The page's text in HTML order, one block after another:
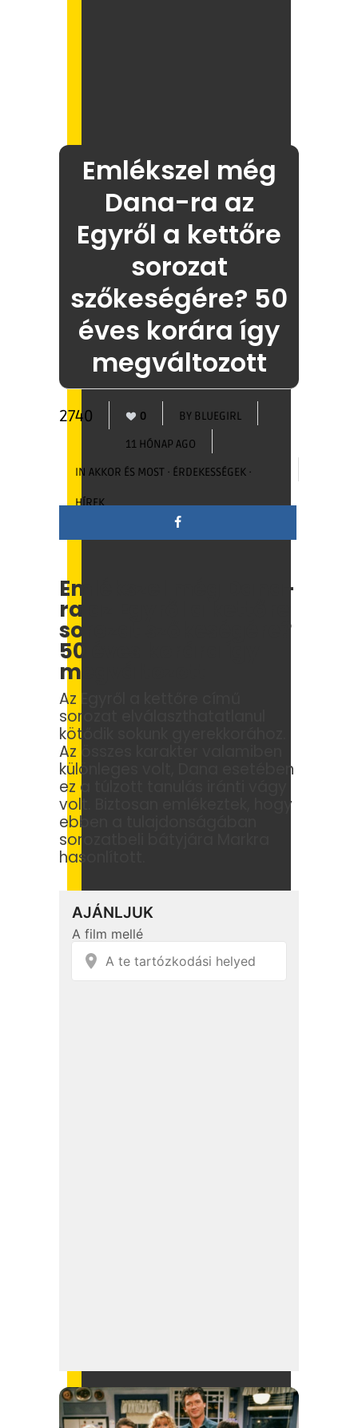
Emlékszel még
Dana-ra az
Egyről a kettőre
sorozat
szőkeségére? 50
éves korára így
megváltozott
2740 0 BY BLUEGIRL
11 HÓNAP AGO
IN AKKOR ÉS MOST · ÉRDEKESSÉGEK ·
HÍREK
Emlékszel még Dana-
ra az Egyről a kettőre
sorozat szőkeségére?
50 éves korára így
megváltozott
Az Egyről a kettőre című
sorozat elválaszthatatlanul
kötődik sokunk gyerekkorához.
Az összes karakter valamiben
különleges volt, Dana esetében
ez a túlzott tanulás iránti vágy
volt. Biztosan emlékeztek, hogy
ebben a tulajdonságában
sorozatbeli bátyjára Markra
hasonlított.